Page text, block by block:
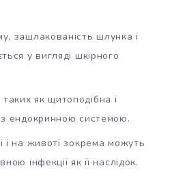
зашлакованість шлунка і
у вигляді шкірного
як щитоподібна і
ендокринною системою.
і на животі зокрема можуть
інфекції як її наслідок.